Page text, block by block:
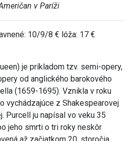
v Paríži
10/9/8 € lóža: 17 €
je príkladom tzv. semi-opery,
od anglického barokového
(1659-1695). Vznikla v roku
vychádzajúce z Shakespearovej
Purcell ju napísal vo veku 35
jeho smrti o tri roky neskôr